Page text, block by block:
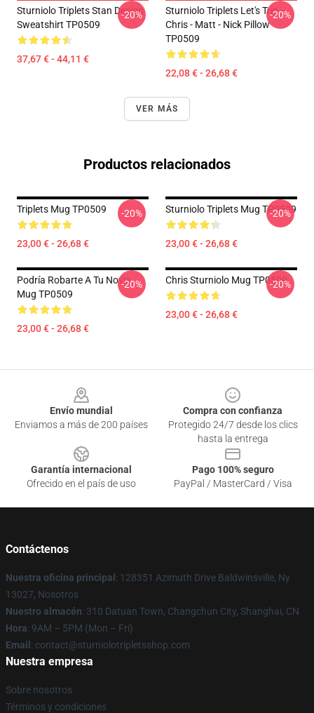
Sturniolo Triplets Stan Design
Sweatshirt TP0509
37,67 € - 44,11 €
-20%
Sturniolo Triplets Let's Trip -
Chris - Matt - Nick Pillow
TP0509
22,08 € - 26,68 €
-20%
VER MÁS
Productos relacionados
Triplets Mug TP0509
23,00 € - 26,68 €
-20% Sturniolo Triplets Mug TP0509
23,00 € - 26,68 €
-20%
Podría Robarte A Tu Novia
Mug TP0509
23,00 € - 26,68 €
-20% Chris Sturniolo Mug TP0509
23,00 € - 26,68 €
-20%
Envío mundial
Enviamos a más de 200 países
Compra con confianza
Protegido 24/7 desde los clics
hasta la entrega
Garantía internacional
Ofrecido en el país de uso
Pago 100% seguro
PayPal / MasterCard / Visa
Contáctenos
Nuestra oficina principal : 128351 Azimuth Drive Baldwinsville, Ny
13027, Nosotros
Nuestro almacén: 310 Datuan Town, Changchun City, Shanghai, CN
Hora: 9AM – 5PM (Mon – Fri)
Email : contact@sturniolotripletsshop.com
Nuestra empresa
Sobre nosotros
Términos y condiciones